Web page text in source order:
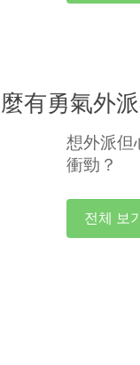
麼有勇氣外
想外派但
衝勁？
전체 보기